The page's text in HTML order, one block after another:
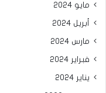
مايو 2024
أبريل 2024
مارس 2024
فبراير 2024
يناير 2024